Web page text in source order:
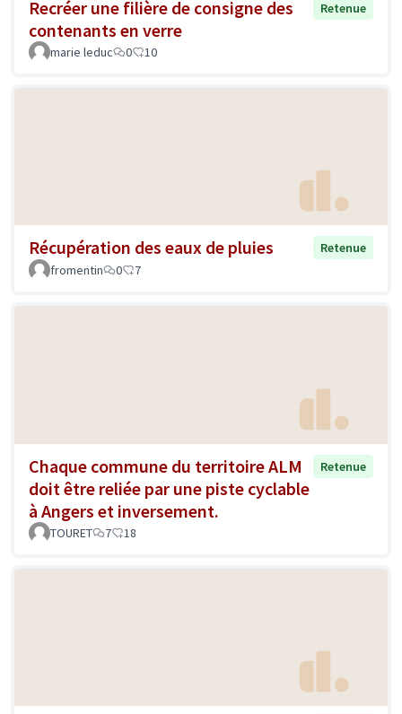
Recréer une filière de consigne des
contenants en verre
Retenue
marie leduc 0 10
Récupération des eaux de pluies
Retenue
fromentin
0 7
Chaque commune du territoire ALM
doit être reliée par une piste cyclable
à Angers et inversement.
Retenue
TOURET 7 18